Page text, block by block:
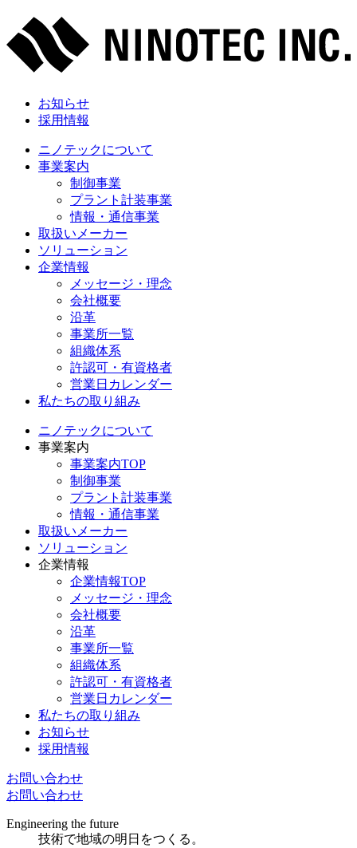
お知らせ
採用情報
ニノテックについて
事業案内
制御事業
プラント計装事業
情報・通信事業
取扱いメーカー
ソリューション
企業情報
メッセージ・理念
会社概要
沿革
事業所一覧
組織体系
許認可・有資格者
営業日カレンダー
私たちの取り組み
ニノテックについて
事業案内
事業案内TOP
制御事業
プラント計装事業
情報・通信事業
取扱いメーカー
ソリューション
企業情報
企業情報TOP
メッセージ・理念
会社概要
沿革
事業所一覧
組織体系
許認可・有資格者
営業日カレンダー
私たちの取り組み
お知らせ
採用情報
お問い合わせ
お問い合わせ
Engineering the future
技術で地域の明日をつくる。